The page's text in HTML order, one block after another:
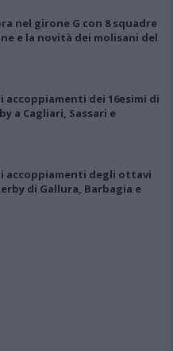
nel girone G con 8 squadre
e la novità dei molisani del
accoppiamenti dei 16esimi di
a Cagliari, Sassari e
accoppiamenti degli ottavi
di Gallura, Barbagia e